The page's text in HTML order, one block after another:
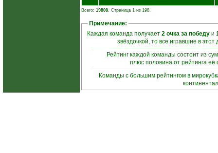
Всего: 19808. Страница 1 из 198.
Примечание:
Каждая команда получает 2 очка за победу и
звёздочкой, то все игравшие в
Рейтинг каждой команды состоит из
плюс половина от рейтинга
Команды с большим рейтингом в